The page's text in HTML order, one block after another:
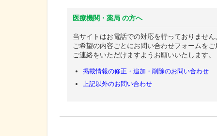
医療機関・薬局 の方へ
当サイトはお電話での対応を行っておりません
ご希望の内容ごとにお問い合わせフォームを
ご連絡をいただけますようお願いいたします。
掲載情報の修正・追加・削除のお問い合わせ
上記以外のお問い合わせ